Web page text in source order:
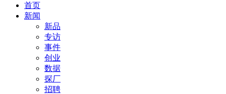
首页
新闻
新品
专访
事件
创业
数据
探厂
招聘